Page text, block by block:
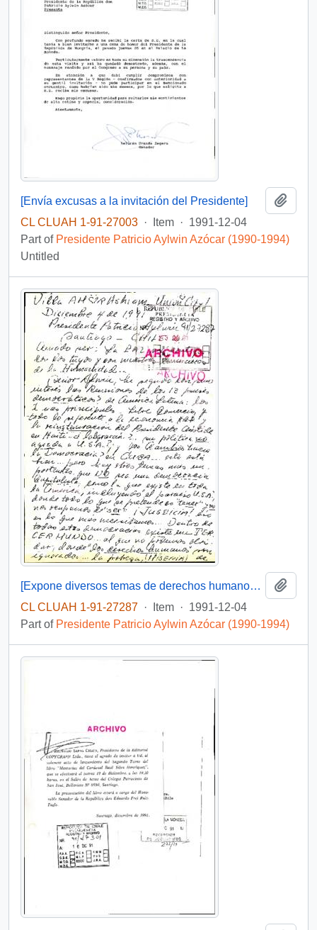
[Envía excusas a la invitación del Presidente]
CL CLUAH 1-91-27003 · Item · 1991-12-04
Part of Presidente Patricio Aylwin Azócar (1990-1994)
Untitled
[Expone diversos temas de derechos humanos que deben ser tratados por América Latina]
CL CLUAH 1-91-27287 · Item · 1991-12-04
Part of Presidente Patricio Aylwin Azócar (1990-1994)